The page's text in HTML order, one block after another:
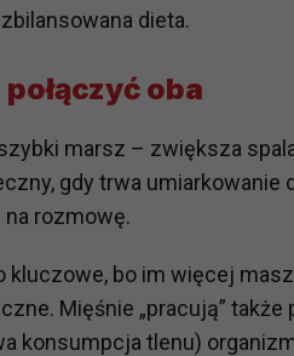
dieta.
oba
marsz – zwiększa
gdy trwa umiarkowanie
rozmowę.
kluczowe, bo im więcej masz
Mięśnie „pracują” także
konsumpcja tlenu)